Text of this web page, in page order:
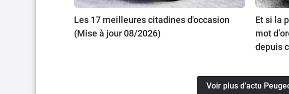
Les 17 meilleures citadines d'occasion
(Mise à jour 08/2026)
Et si la
mot
depuis
Voir plus d'actu